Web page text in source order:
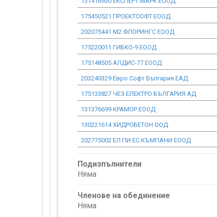
175450521 ПРОЕКТСОФТ ЕООД
202075441 М2 ФЛОРИНГС ЕООД
175220011 ГИБКО-9 ЕООД
175148505 АЛДИС-77 ЕООД
203240329 Евро Софт България ЕАД
175133827 ЧЕЗ ЕЛЕКТРО БЪЛГАРИЯ АД
131376699 КРАМОР ЕООД
130221614 ХИДРОБЕТОН ООД
202775002 ЕЛ ПИ ЕС КЪМПАНИ ЕООД
Подизпълнители
Няма
Членове на обединение
Няма